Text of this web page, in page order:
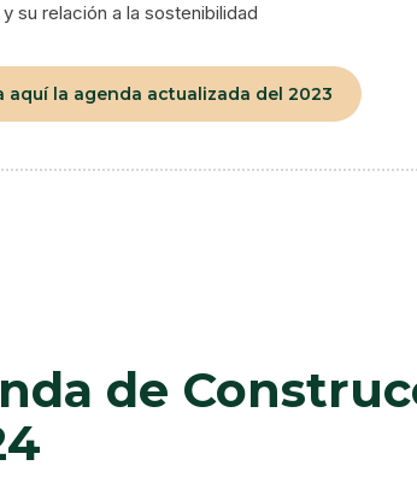
su relación a la sostenibilidad
aquí la agenda actualizada del 2023
de